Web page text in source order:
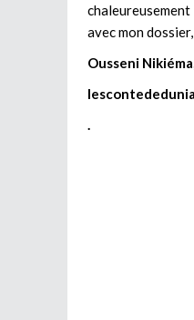
avec mon dossier,
Ousseni